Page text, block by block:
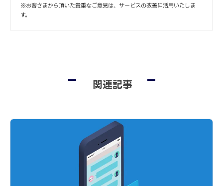
※お客さまから頂いた貴重なご意見は、サービスの改善に活用いたしま
す。
関連記事